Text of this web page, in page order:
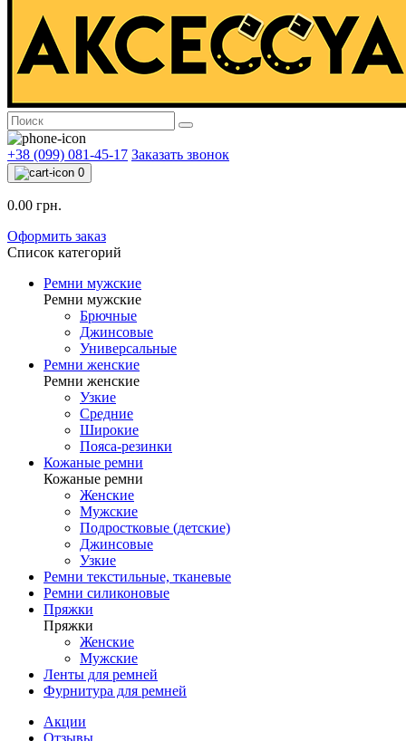
+38 (099) 081-45-17 Заказать звонок
0
0.00 грн.
Оформить заказ
Список категорий
Ремни мужские
Ремни мужские
Брючные
Джинсовые
Универсальные
Ремни женские
Ремни женские
Узкие
Средние
Широкие
Пояса-резинки
Кожаные ремни
Кожаные ремни
Женские
Мужские
Подростковые (детские)
Джинсовые
Узкие
Ремни текстильные, тканевые
Ремни силиконовые
Пряжки
Пряжки
Женские
Мужские
Ленты для ремней
Фурнитура для ремней
Акции
Отзывы